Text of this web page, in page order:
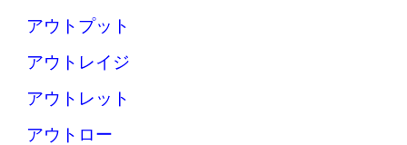
アウトプット
アウトレイジ
アウトレット
アウトロー